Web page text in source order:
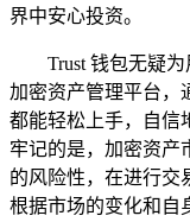
界中安心投资。
Trust 钱包无疑
加密资产管理平台，
都能轻松上手，自信
牢记的是，加密资产
的风险性，在进行交
根据市场的变化和自